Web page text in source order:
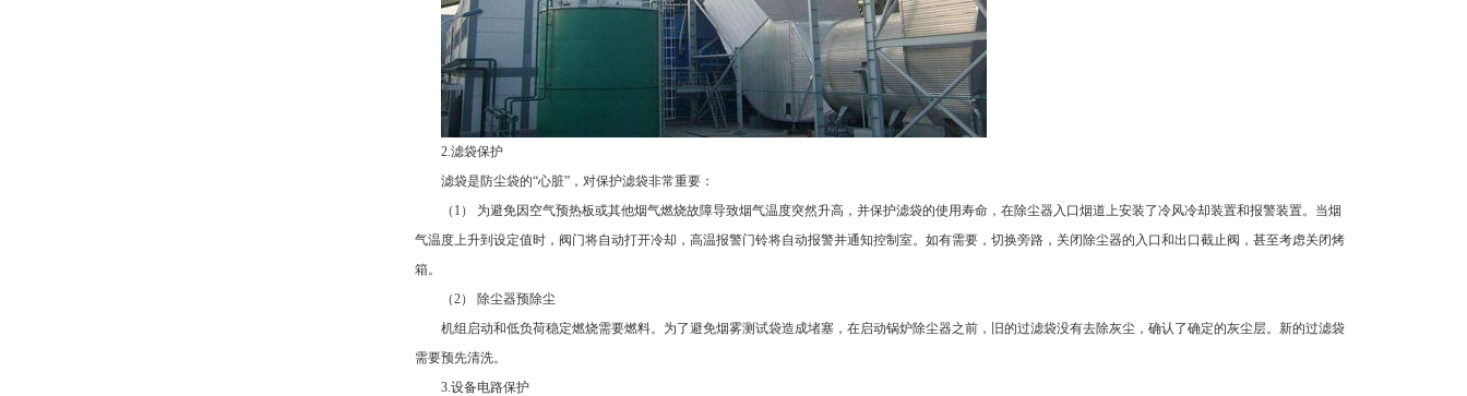
2.滤袋保护
滤袋是防尘袋的“心脏”，对保护滤袋非常重要：
（1） 为避免因空气预热板或其他烟气燃烧故障导致烟气温度突然升高，并保护滤袋的使用寿命，在除尘器入口烟道上安装了冷风冷却装置和报警装置。当烟
气温度上升到设定值时，阀门将自动打开冷却，高温报警门铃将自动报警并通知控制室。如有需要，切换旁路，关闭除尘器的入口和出口截止阀，甚至考虑关闭烤
箱。
（2） 除尘器预除尘
机组启动和低负荷稳定燃烧需要燃料。为了避免烟雾测试袋造成堵塞，在启动锅炉除尘器之前，旧的过滤袋没有去除灰尘，确认了确定的灰尘层。新的过滤袋
需要预先清洗。
3.设备电路保护